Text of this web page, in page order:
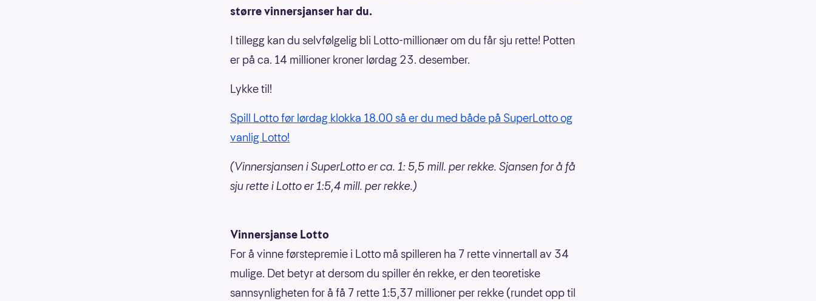
større vinnersjanser har du.
I tillegg kan du selvfølgelig bli Lotto-millionær om du får sju rette! Potten
er på ca. 14 millioner kroner lørdag 23. desember.
Lykke til!
Spill Lotto før lørdag klokka 18.00 så er du med både på SuperLotto og
vanlig Lotto!
(Vinnersjansen i SuperLotto er ca. 1: 5,5 mill. per rekke. Sjansen for å få
sju rette i Lotto er 1:5,4 mill. per rekke.)
Vinnersjanse Lotto
For å vinne førstepremie i Lotto må spilleren ha 7 rette vinnertall av 34
mulige. Det betyr at dersom du spiller én rekke, er den teoretiske
sannsynligheten for å få 7 rette 1:5,37 millioner per rekke (rundet opp til